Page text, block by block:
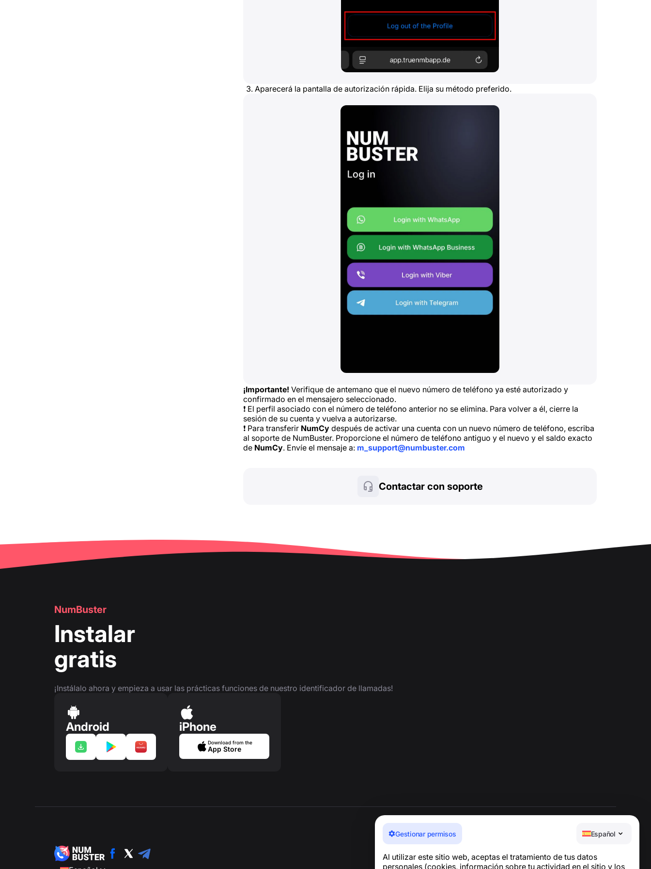
Gestionar permisos Español
Al utilizar este sitio web, aceptas el tratamiento de tus datos
personales (cookies, información sobre tu actividad en el sitio y los
Aparecerá la pantalla de autorización rápida. Elija su método preferido.
¡Importante! Verifique de antemano que el nuevo número de teléfono ya esté autorizado y
confirmado en el mensajero seleccionado.
❗ El perfil asociado con el número de teléfono anterior no se elimina. Para volver a él, cierre la
sesión de su cuenta y vuelva a autorizarse.
❗ Para transferir NumCy después de activar una cuenta con un nuevo número de teléfono, escriba
al soporte de NumBuster. Proporcione el número de teléfono antiguo y el nuevo y el saldo exacto
de NumCy. Envíe el mensaje a: m_support@numbuster.com
Contactar con soporte
NumBuster
Instalar
gratis
¡Instálalo ahora y empieza a usar las prácticas funciones de nuestro identificador de llamadas!
Android iPhone
Download from the
App Store
Noticias y artículos